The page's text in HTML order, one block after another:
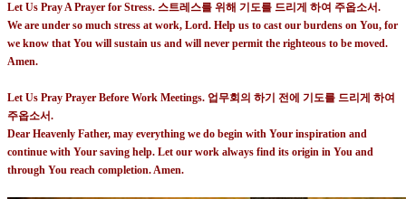
Let Us Pray A Prayer for Stress. 스트레스를 위해 기도를 드리게 하여 주옵소서.
We are under so much stress at work, Lord. Help us to cast our burdens on You, for
we know that You will sustain us and will never permit the righteous to be moved.
Amen.
Let Us Pray Prayer Before Work Meetings. 업무회의 하기 전에 기도를 드리게 하여
주옵소서.
Dear Heavenly Father, may everything we do begin with Your inspiration and
continue with Your saving help. Let our work always find its origin in You and
through You reach completion. Amen.